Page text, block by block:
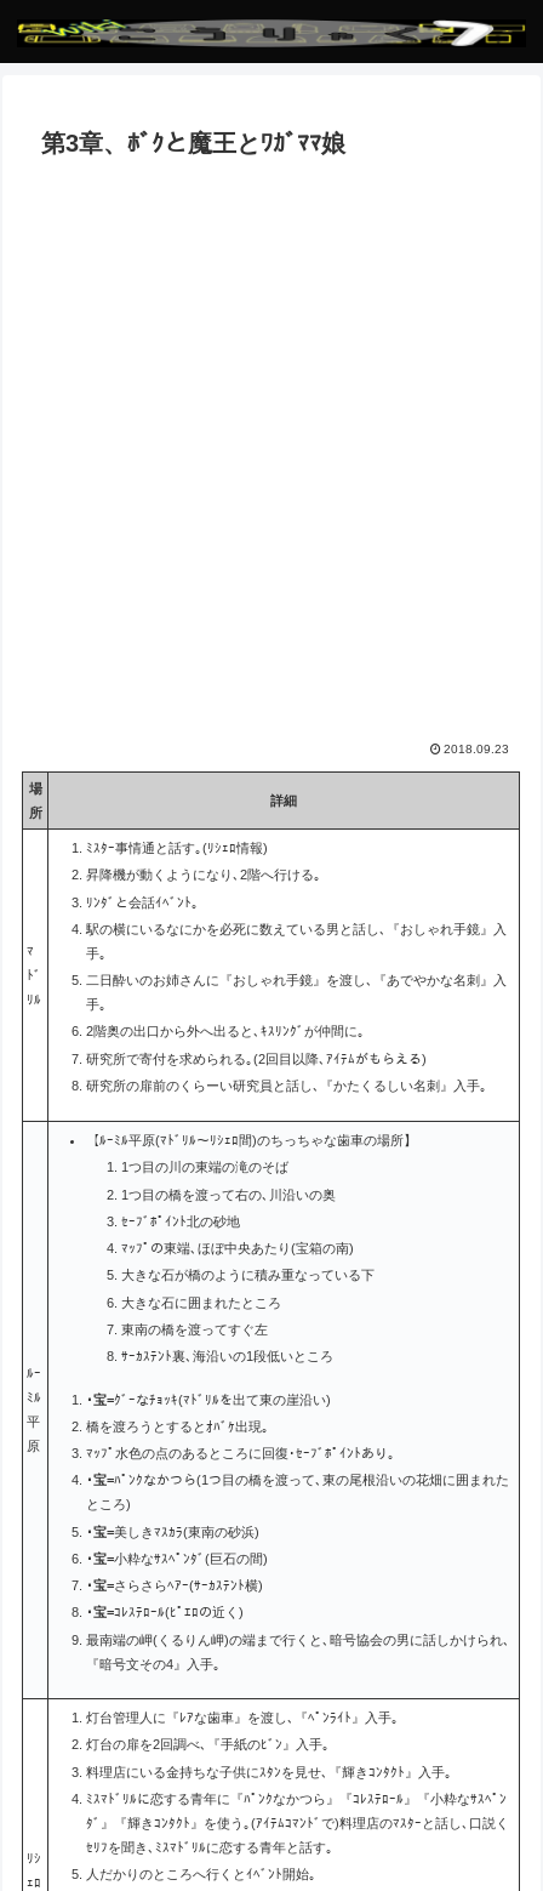
第3章、ﾎﾞｸと魔王とﾜｶﾞﾏﾏ娘
2018.09.23
場
所
詳細
ﾏ
ﾄﾞ
ﾘﾙ
ﾐｽﾀｰ事情通と話す｡(ﾘｼｪﾛ情報)
昇降機が動くようになり､2階へ行ける｡
ﾘﾝﾀﾞと会話ｲﾍﾞﾝﾄ｡
駅の横にいるなにかを必死に数えている男と話し､『おしゃれ手鏡』入
手｡
二日酔いのお姉さんに『おしゃれ手鏡』を渡し､『あでやかな名刺』入
手｡
2階奥の出口から外へ出ると､ｷｽﾘﾝｸﾞが仲間に｡
研究所で寄付を求められる｡(2回目以降､ｱｲﾃﾑがもらえる)
研究所の扉前のくらーい研究員と話し､『かたくるしい名刺』入手｡
ﾙｰ
ﾐﾙ
平
原
【ﾙｰﾐﾙ平原(ﾏﾄﾞﾘﾙ～ﾘｼｪﾛ間)のちっちゃな歯車の場所】
1つ目の川の東端の滝のそば
1つ目の橋を渡って右の､川沿いの奥
ｾｰﾌﾞﾎﾟｲﾝﾄ北の砂地
ﾏｯﾌﾟの東端､ほぼ中央あたり(宝箱の南)
大きな石が橋のように積み重なっている下
大きな石に囲まれたところ
東南の橋を渡ってすぐ左
ｻｰｶｽﾃﾝﾄ裏､海沿いの1段低いところ
･宝=ｸﾞｰなﾁｮｯｷ(ﾏﾄﾞﾘﾙを出て東の崖沿い)
橋を渡ろうとするとｵﾊﾞｹ出現｡
ﾏｯﾌﾟ水色の点のあるところに回復･ｾｰﾌﾞﾎﾟｲﾝﾄあり｡
･宝=ﾊﾟﾝｸなかつら(1つ目の橋を渡って､東の尾根沿いの花畑に囲まれた
ところ)
･宝=美しきﾏｽｶﾗ(東南の砂浜)
･宝=小粋なｻｽﾍﾟﾝﾀﾞ(巨石の間)
･宝=さらさらﾍｱｰ(ｻｰｶｽﾃﾝﾄ横)
･宝=ｺﾚｽﾃﾛｰﾙ(ﾋﾟｴﾛの近く)
最南端の岬(くるりん岬)の端まで行くと､暗号協会の男に話しかけられ､
『暗号文その4』入手｡
ﾘｼ
ｪﾛ
灯台管理人に『ﾚｱな歯車』を渡し､『ﾍﾟﾝﾗｲﾄ』入手｡
灯台の扉を2回調べ､『手紙のﾋﾞﾝ』入手｡
料理店にいる金持ちな子供にｽﾀﾝを見せ､『輝きｺﾝﾀｸﾄ』入手｡
ﾐｽﾏﾄﾞﾘﾙに恋する青年に『ﾊﾟﾝｸなかつら』『ｺﾚｽﾃﾛｰﾙ』『小粋なｻｽﾍﾟﾝ
ﾀﾞ』『輝きｺﾝﾀｸﾄ』を使う｡(ｱｲﾃﾑｺﾏﾝﾄﾞで)料理店のﾏｽﾀｰと話し､口説く
ｾﾘﾌを聞き､ﾐｽﾏﾄﾞﾘﾙに恋する青年と話す｡
人だかりのところへ行くとｲﾍﾞﾝﾄ開始｡